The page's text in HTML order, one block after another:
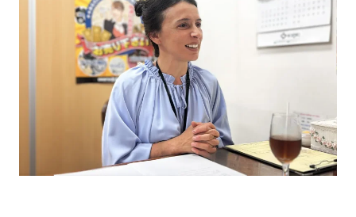
プライバシーポリシー
反社会的勢力排除宣言
SVブログ